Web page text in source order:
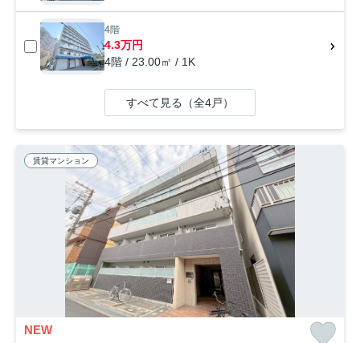
4階
4.3万円
4階 / 23.00㎡ / 1K
すべて見る（全4戸）
賃貸マンション
NEW